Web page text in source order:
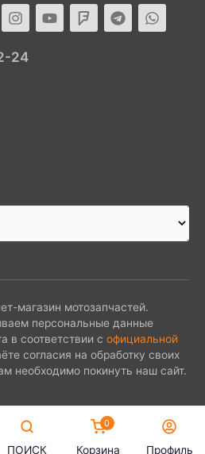
24
магазин мотозапчастей.
персональные данные
в соответствии с официальной
согласия на обработку своих
необходимо покинуть наш сайт.
ПОИСК
0
Корзина Профиль